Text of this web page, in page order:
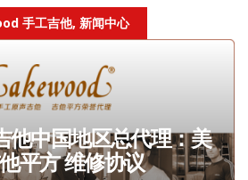
手工吉他, 新闻中心
中国地区总代理：美
平方 维修协议